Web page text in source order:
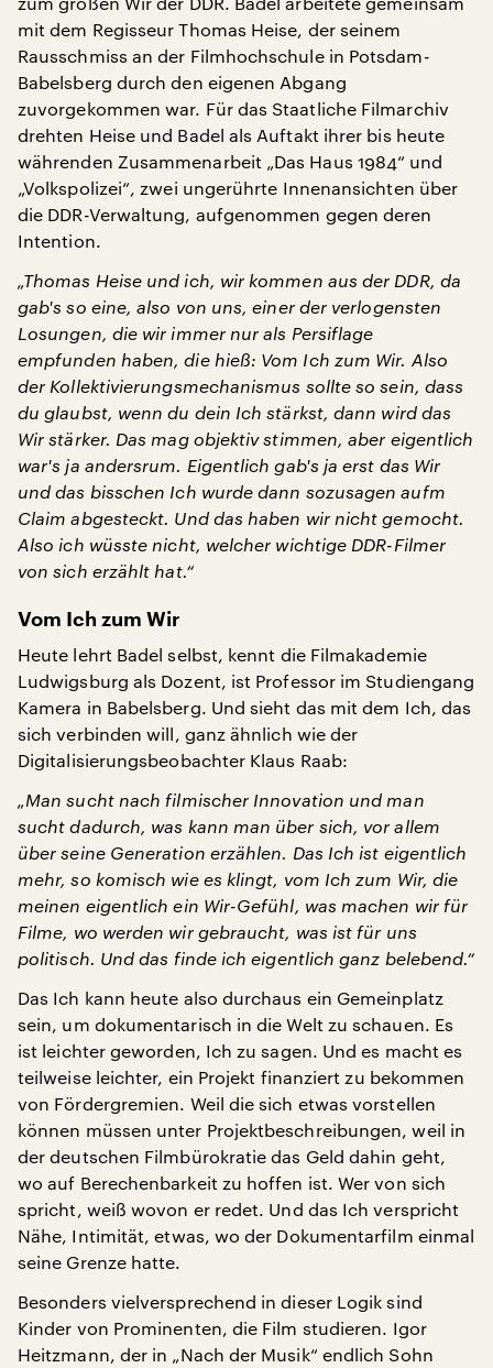
mit dem Regisseur Thomas Heise, der seinem
Rausschmiss an der Filmhochschule in Potsdam-
Babelsberg durch den eigenen Abgang
zuvorgekommen war. Für das Staatliche Filmarchiv
drehten Heise und Badel als Auftakt ihrer bis heute
währenden Zusammenarbeit „Das Haus 1984“ und
„Volkspolizei“, zwei ungerührte Innenansichten über
die DDR-Verwaltung, aufgenommen gegen deren
Intention.
„Thomas Heise und ich, wir kommen aus der DDR, da
gab's so eine, also von uns, einer der verlogensten
Losungen, die wir immer nur als Persiflage
empfunden haben, die hieß: Vom Ich zum Wir. Also
der Kollektivierungsmechanismus sollte so sein, dass
du glaubst, wenn du dein Ich stärkst, dann wird das
Wir stärker. Das mag objektiv stimmen, aber eigentlich
war's ja andersrum. Eigentlich gab's ja erst das Wir
und das bisschen Ich wurde dann sozusagen aufm
Claim abgesteckt. Und das haben wir nicht gemocht.
Also ich wüsste nicht, welcher wichtige DDR-Filmer
von sich erzählt hat.“
Vom Ich zum Wir
Heute lehrt Badel selbst, kennt die Filmakademie
Ludwigsburg als Dozent, ist Professor im Studiengang
Kamera in Babelsberg. Und sieht das mit dem Ich, das
sich verbinden will, ganz ähnlich wie der
Digitalisierungsbeobachter Klaus Raab:
„Man sucht nach filmischer Innovation und man
sucht dadurch, was kann man über sich, vor allem
über seine Generation erzählen. Das Ich ist eigentlich
mehr, so komisch wie es klingt, vom Ich zum Wir, die
meinen eigentlich ein Wir-Gefühl, was machen wir für
Filme, wo werden wir gebraucht, was ist für uns
politisch. Und das finde ich eigentlich ganz belebend.“
Das Ich kann heute also durchaus ein Gemeinplatz
sein, um dokumentarisch in die Welt zu schauen. Es
ist leichter geworden, Ich zu sagen. Und es macht es
teilweise leichter, ein Projekt finanziert zu bekommen
von Fördergremien. Weil die sich etwas vorstellen
können müssen unter Projektbeschreibungen, weil in
der deutschen Filmbürokratie das Geld dahin geht,
wo auf Berechenbarkeit zu hoffen ist. Wer von sich
spricht, weiß wovon er redet. Und das Ich verspricht
Nähe, Intimität, etwas, wo der Dokumentarfilm einmal
seine Grenze hatte.
Besonders vielversprechend in dieser Logik sind
Kinder von Prominenten, die Film studieren. Igor
Heitzmann, der in „Nach der Musik“ endlich Sohn